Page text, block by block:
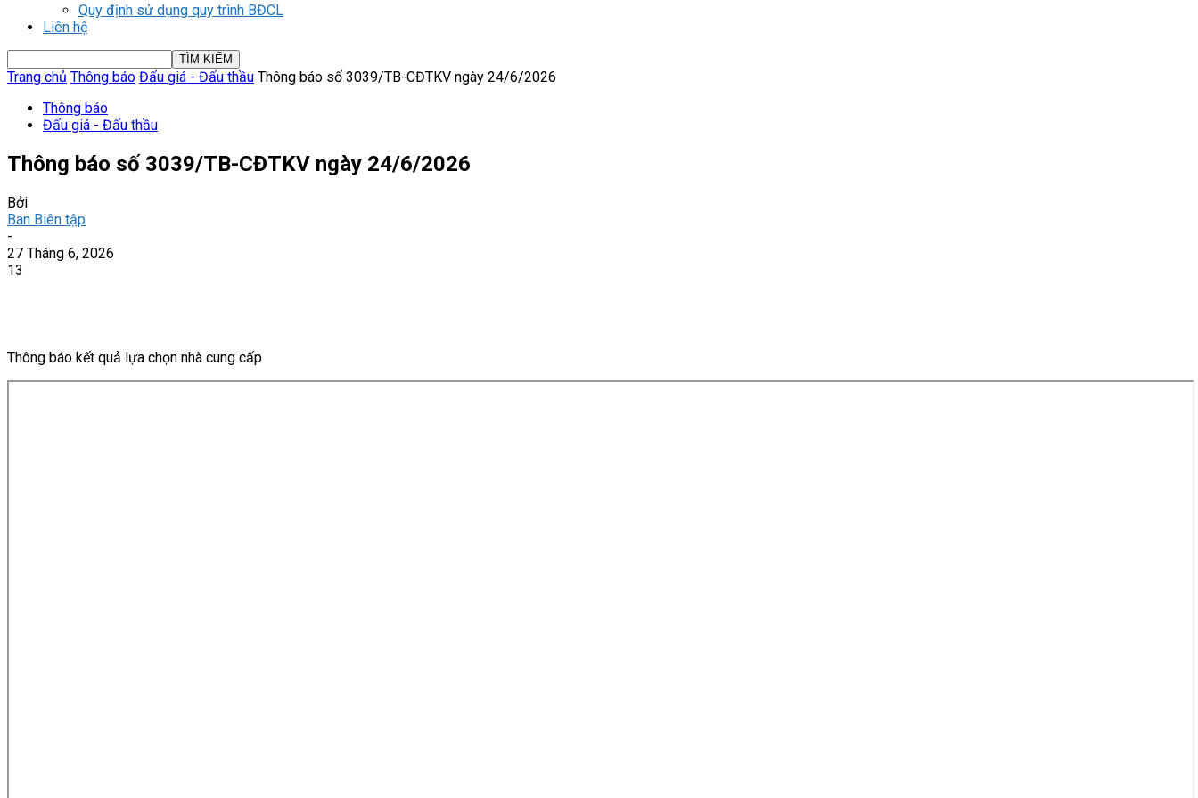
Quy định sử dụng quy trình BĐCL
Liên hệ
Trang chủ Thông báo Đấu giá - Đấu thầu Thông báo số 3039/TB-CĐTKV ngày 24/6/2026
Thông báo
Đấu giá - Đấu thầu
Thông báo số 3039/TB-CĐTKV ngày 24/6/2026
Bởi
Ban Biên tập
-
27 Tháng 6, 2026
13
Thông báo kết quả lựa chọn nhà cung cấp
Skip